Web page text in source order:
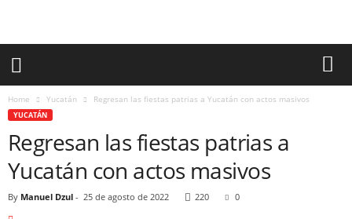
m
Home Yucatán Regresan las fiestas patrias a Yucatán con actos masivos
YUCATÁN
Regresan las fiestas patrias a
Yucatán con actos masivos
By Manuel Dzul - 25 de agosto de 2022 220 0